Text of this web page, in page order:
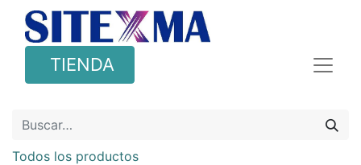
TIENDA
Todos los productos